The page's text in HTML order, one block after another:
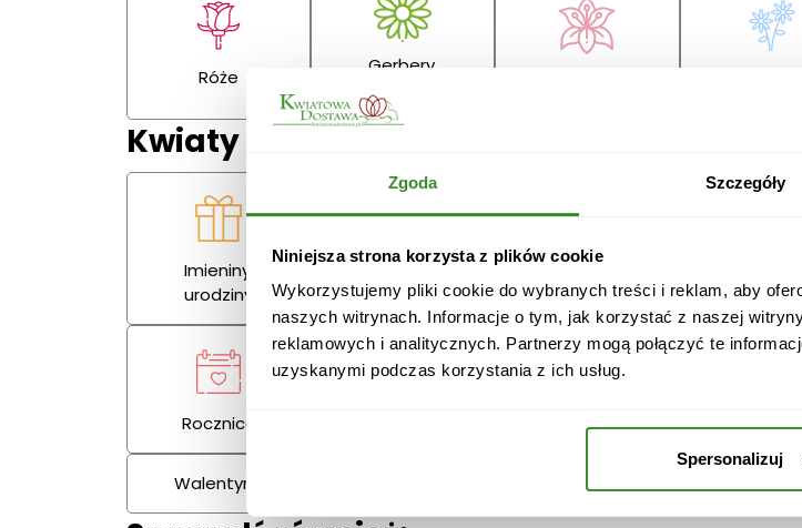
Zgoda Szczegóły
Niniejsza strona korzysta z plików cookie
Wykorzystujemy pliki cookie do wybranych treści i reklam, aby
naszych witrynach. Informacje o tym, jak korzystać z naszej
reklamowych i analitycznych. Partnerzy mogą połączyć te
uzyskanymi podczas korzystania z ich usług.
Spersonalizuj
Róże
Gerbery,
goździki
Kwiaty na każdą okazję
Imieniny,
urodziny
Miłość Przeprosiny
Rocznica Podziękowania
Walentynki Wielkanoc